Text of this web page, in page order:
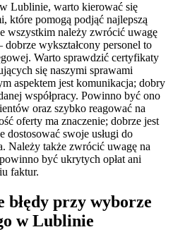
Lublinie, warto kierować się
pomogą podjąć najlepszą
wszystkim należy zwrócić uwagę
wykształcony personel to
Warto sprawdzić certyfikaty
się naszymi sprawami
aspektem jest komunikacja; dobry
współpracy. Powinno być ono
oraz szybko reagować na
oferty ma znaczenie; dobrze jest
dostosować swoje usługi do
Należy także zwrócić uwagę na
być ukrytych opłat ani
faktur.
błędy przy wyborze
w Lublinie